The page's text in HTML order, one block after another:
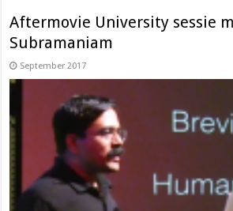
Aftermovie University sessie
Subramaniam
September 2017